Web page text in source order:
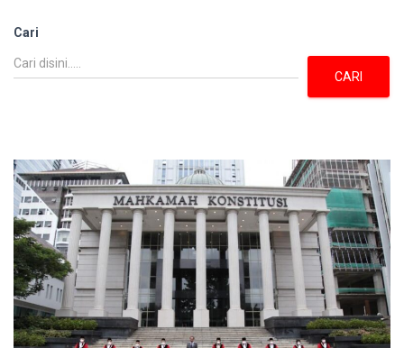
Cari
CARI